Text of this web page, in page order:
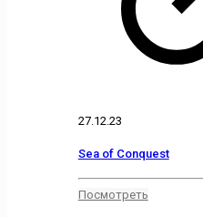
27.12.23
Sea of Conquest
Посмотреть